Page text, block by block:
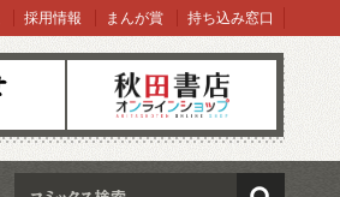
オンラインショップ
採用情報 まんが賞 持ち込み窓口